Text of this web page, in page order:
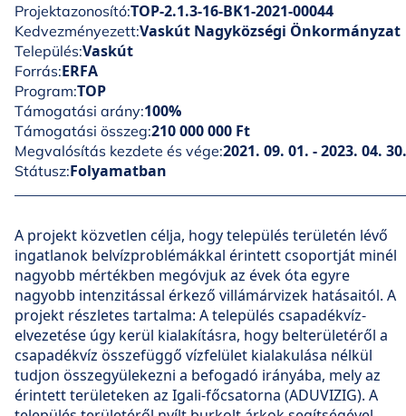
Projektazonosító:TOP-2.1.3-16-BK1-2021-00044
Kedvezményezett:Vaskút Nagyközségi Önkormányzat
Település:Vaskút
Forrás:ERFA
Program:TOP
Támogatási arány:100%
Támogatási összeg:210 000 000 Ft
Megvalósítás kezdete és vége:2021. 09. 01. - 2023. 04. 30.
Státusz:Folyamatban
A projekt közvetlen célja, hogy település területén lévő
ingatlanok belvízproblémákkal érintett csoportját minél
nagyobb mértékben megóvjuk az évek óta egyre
nagyobb intenzitással érkező villámárvizek hatásaitól. A
projekt részletes tartalma: A település csapadékvíz-
elvezetése úgy kerül kialakításra, hogy belterületéről a
csapadékvíz összefüggő vízfelület kialakulása nélkül
tudjon összegyülekezni a befogadó irányába, mely az
érintett területeken az Igali-főcsatorna (ADUVIZIG). A